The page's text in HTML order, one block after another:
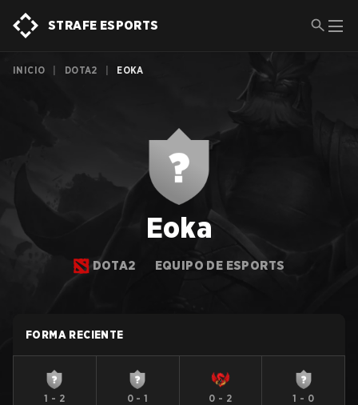
STRAFE ESPORTS
INICIO DOTA2 EOKA
Eoka
DOTA2 EQUIPO DE ESPORTS
FORMA RECIENTE
1 - 2
0 -1
0 - 2
1 - 0